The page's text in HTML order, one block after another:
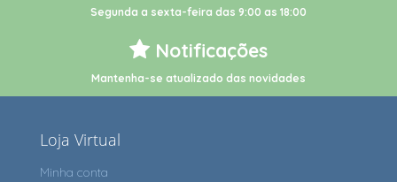
Segunda a sexta-feira das 9:00 as 18:00
Notificações
Mantenha-se atualizado das novidades
Loja Virtual
Minha conta